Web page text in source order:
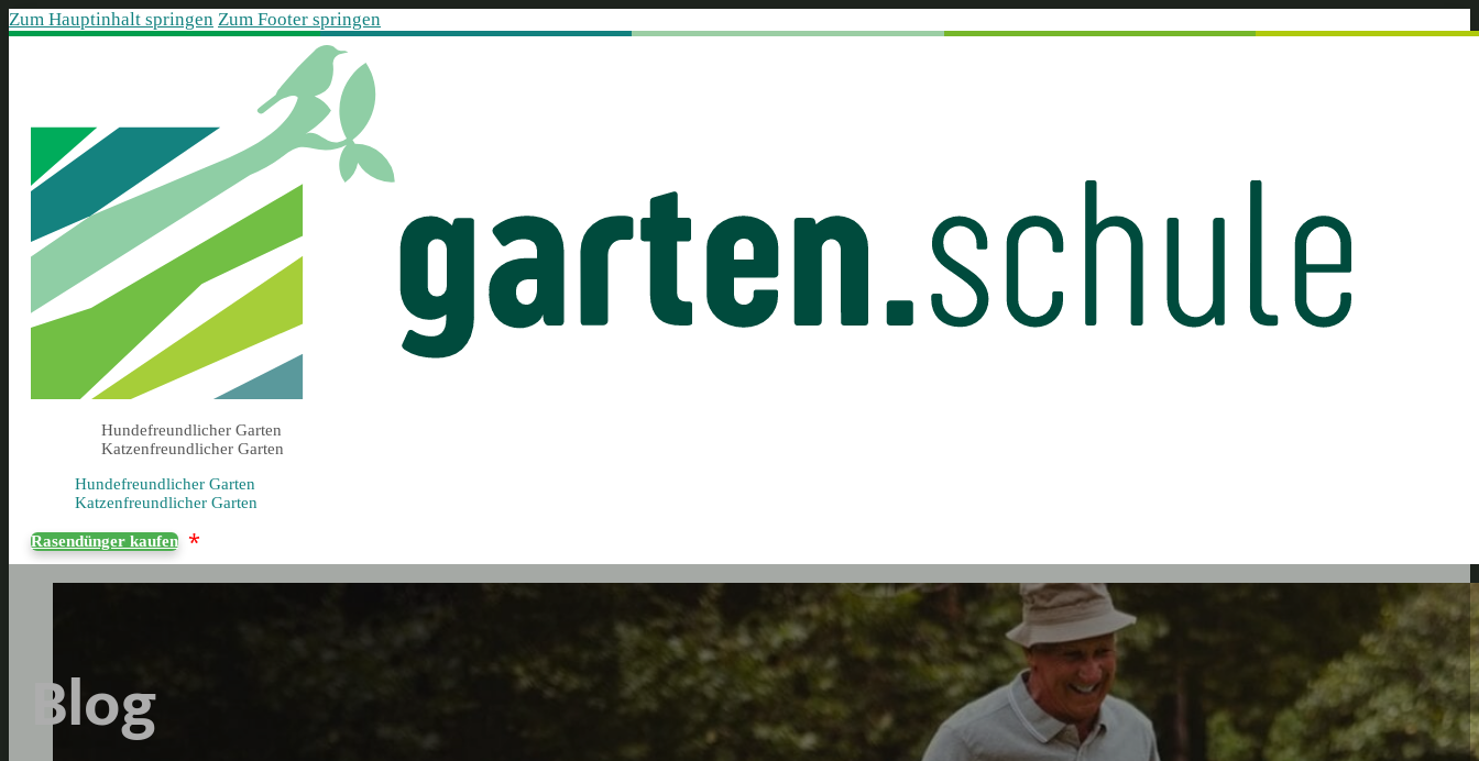
Zum Hauptinhalt springen Zum Footer springen
Hundefreundlicher Garten
Katzenfreundlicher Garten
Hundefreundlicher Garten
Katzenfreundlicher Garten
Rasendünger kaufen *
Blog